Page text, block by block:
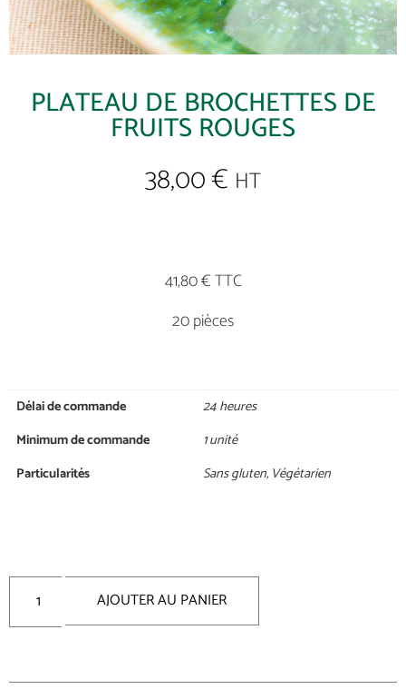
PLATEAU DE BROCHETTES DE
FRUITS ROUGES
38,00€ HT
41,80 € TTC
20 pièces
Délai de commande
24 heures
Minimum de commande
1 unité
Particularités
Sans gluten,Végétarien
AJOUTER AU PANIER